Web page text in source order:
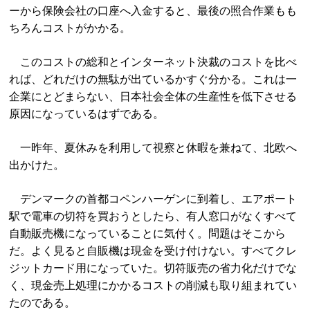
ーから保険会社の口座へ入金すると、最後の照合作業もも
ちろんコストがかかる。
このコストの総和とインターネット決裁のコストを比べ
れば、どれだけの無駄が出ているかすぐ分かる。これは一
企業にとどまらない、日本社会全体の生産性を低下させる
原因になっているはずである。
一昨年、夏休みを利用して視察と休暇を兼ねて、北欧へ
出かけた。
デンマークの首都コペンハーゲンに到着し、エアポート
駅で電車の切符を買おうとしたら、有人窓口がなくすべて
自動販売機になっていることに気付く。問題はそこから
だ。よく見ると自販機は現金を受け付けない。すべてクレ
ジットカード用になっていた。切符販売の省力化だけでな
く、現金売上処理にかかるコストの削減も取り組まれてい
たのである。